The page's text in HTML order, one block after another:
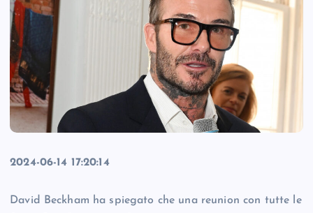
2024-06-14 17:20:14
David Beckham ha spiegato che una reunion con tutte le